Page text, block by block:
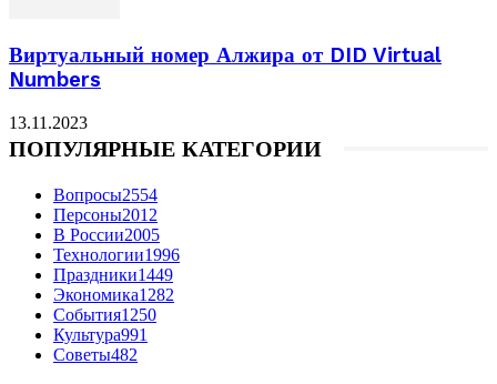
Виртуальный номер Алжира от DID Virtual
Numbers
13.11.2023
ПОПУЛЯРНЫЕ КАТЕГОРИИ
Вопросы2554
Персоны2012
В России2005
Технологии1996
Праздники1449
Экономика1282
События1250
Культура991
Советы482